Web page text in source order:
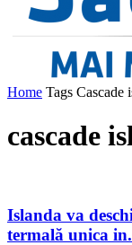
Home Tags Cascade
cascade
Islanda va
termală unica